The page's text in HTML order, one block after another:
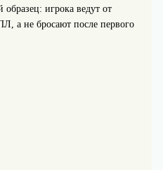
игрока ведут от
а не бросают после первого